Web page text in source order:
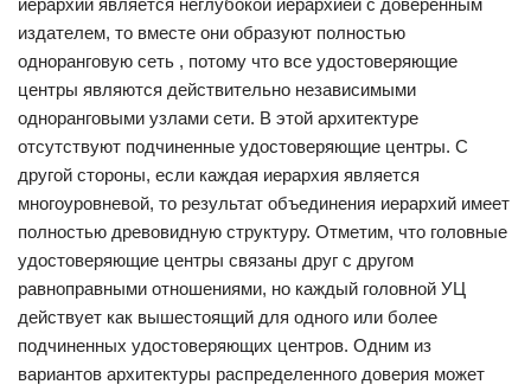
иерархий является неглубокой иерархией с доверенным
издателем, то вместе они образуют полностью
одноранговую сеть , потому что все удостоверяющие
центры являются действительно независимыми
одноранговыми узлами сети. В этой архитектуре
отсутствуют подчиненные удостоверяющие центры. С
другой стороны, если каждая иерархия является
многоуровневой, то результат объединения иерархий имеет
полностью древовидную структуру. Отметим, что головные
удостоверяющие центры связаны друг с другом
равноправными отношениями, но каждый головной УЦ
действует как вышестоящий для одного или более
подчиненных удостоверяющих центров. Одним из
вариантов архитектуры распределенного доверия может